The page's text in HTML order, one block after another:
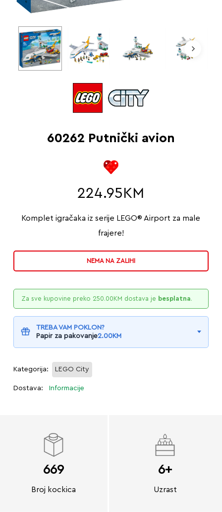
60262 Putnički avion
224.95 KM
Komplet igračaka iz serije LEGO® Airport za male
frajere!
NEMA NA ZALIHI
Za sve kupovine preko 250.00KM dostava je besplatna.
TREBA VAM POKLON?
Papir za pakovanje2.00KM
Kategorija: LEGO City
Dostava: Informacije
669
Broj kockica
6+
Uzrast